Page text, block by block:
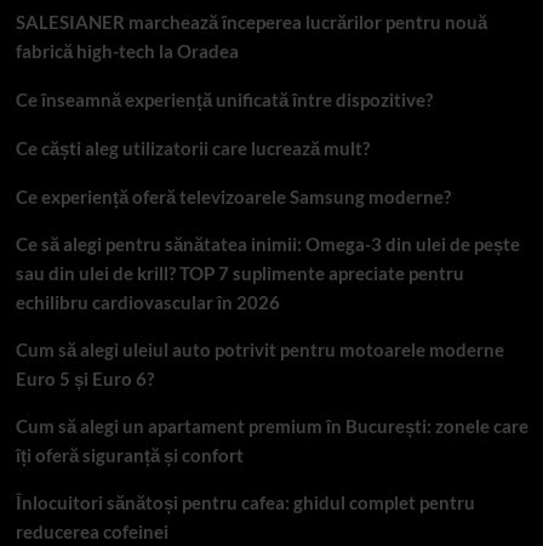
SALESIANER marchează începerea lucrărilor pentru nouă
fabrică high-tech la Oradea
Ce înseamnă experiență unificată între dispozitive?
Ce căști aleg utilizatorii care lucrează mult?
Ce experiență oferă televizoarele Samsung moderne?
Ce să alegi pentru sănătatea inimii: Omega-3 din ulei de pește
sau din ulei de krill? TOP 7 suplimente apreciate pentru
echilibru cardiovascular în 2026
Cum să alegi uleiul auto potrivit pentru motoarele moderne
Euro 5 și Euro 6?
Cum să alegi un apartament premium în București: zonele care
îți oferă siguranță și confort
Înlocuitori sănătoși pentru cafea: ghidul complet pentru
reducerea cofeinei